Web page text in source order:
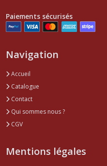
Paiements sécurisés
Navigation
Accueil
Catalogue
Contact
Qui sommes nous ?
CGV
Mentions légales